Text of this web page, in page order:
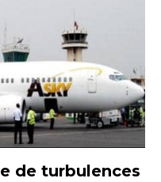
de turbulences